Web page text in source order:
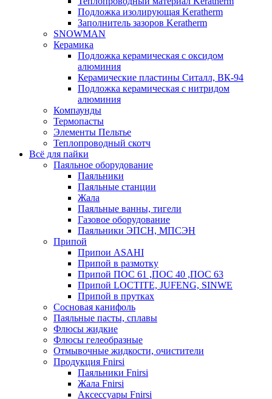
Подложка изолирующая Keratherm
Заполнитель зазоров Keratherm
SNOWMAN
Керамика
Подложка керамическая с оксидом
алюминия
Керамические пластины Ситалл, ВК-94
Подложка керамическая с нитридом
алюминия
Компаунды
Термопасты
Элементы Пельтье
Теплопроводный скотч
Всё для пайки
Паяльное оборудование
Паяльники
Паяльные станции
Жала
Паяльные ванны, тигели
Газовое оборудование
Паяльники ЭПСН, МПСЭН
Припой
Припои ASAHI
Припой в размотку
Припой ПОС 61 ,ПОС 40 ,ПОС 63
Припой LOCTITE, JUFENG, SINWE
Припой в прутках
Сосновая канифоль
Паяльные пасты, сплавы
Флюсы жидкие
Флюсы гелеобразные
Отмывочные жидкости, очистители
Продукция Fnirsi
Паяльники Fnirsi
Жала Fnirsi
Аксессуары Fnirsi